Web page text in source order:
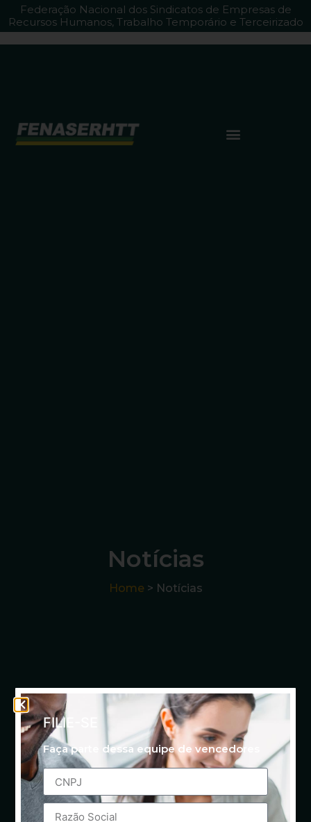
Federação Nacional dos Sindicatos de Empresas de
Recursos Humanos, Trabalho Temporário e Terceirizado
Notícias
Home > Notícias
FILIE-SE
Faça parte dessa equipe de vencedores